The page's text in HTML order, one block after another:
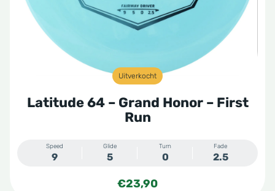
Uitverkocht
Latitude 64 – Grand Honor – First
Run
Speed
9
Glide
5
Turn
0
Fade
2.5
€23,90